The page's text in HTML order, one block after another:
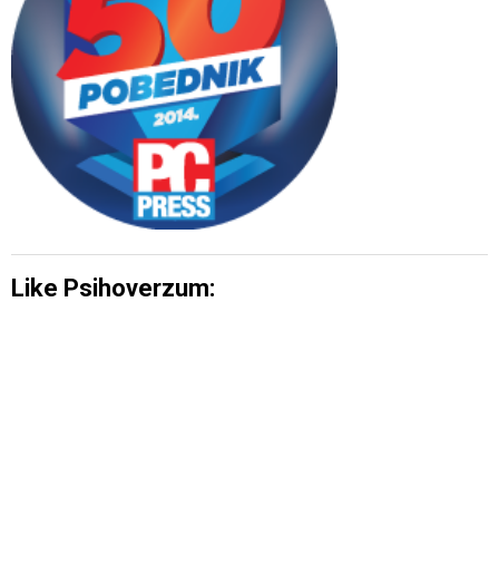
Like Psihoverzum: